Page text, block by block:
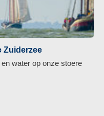
Zuiderzee
water op onze stoere